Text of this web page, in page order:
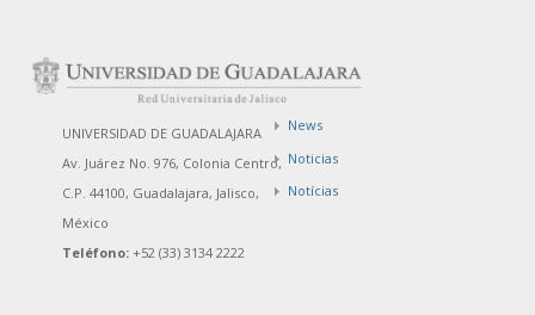
UNIVERSIDAD DE GUADALAJARA
Av. Juárez No. 976, Colonia Centro,
C.P. 44100, Guadalajara, Jalisco,
México
Teléfono: +52 (33) 3134 2222
News
Noticias
Notícias